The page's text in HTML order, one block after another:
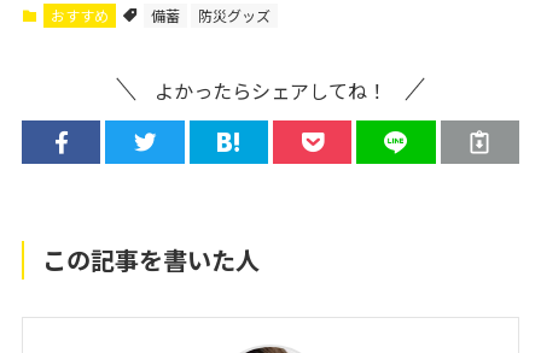
おすすめ 備蓄 防災グッズ
よかったらシェアしてね！
この記事を書いた人